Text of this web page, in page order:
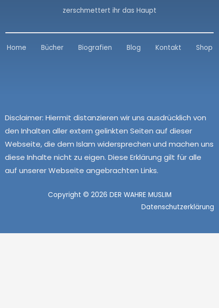
zerschmettert ihr das Haupt
Home Bücher Biografien Blog Kontakt Shop
Disclaimer: Hiermit distanzieren wir uns ausdrücklich von
den Inhalten aller extern gelinkten Seiten auf dieser
Webseite, die dem Islam widersprechen und machen uns
diese Inhalte nicht zu eigen. Diese Erklärung gilt für alle
auf unserer Webseite angebrachten Links.
Copyright © 2026 DER WAHRE MUSLIM
Datenschutzerklärung